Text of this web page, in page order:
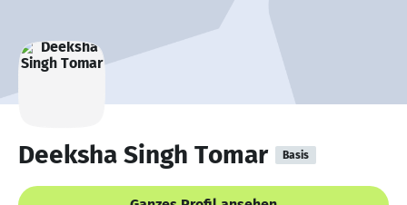
Deeksha Singh Tomar Basis